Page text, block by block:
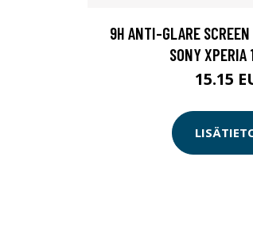
9H ANTI-GLARE
SONY XPERIA
15.15